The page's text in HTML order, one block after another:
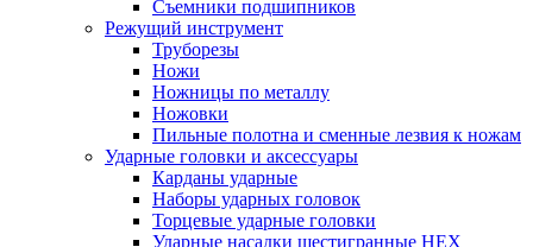
Съемники подшипников
Режущий инструмент
Труборезы
Ножи
Ножницы по металлу
Ножовки
Пильные полотна и сменные лезвия к ножам
Ударные головки и аксессуары
Карданы ударные
Наборы ударных головок
Торцевые ударные головки
Ударные насадки шестигранные HEX